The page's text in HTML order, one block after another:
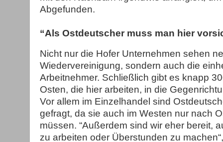
Abgefunden.
“Als Ostdeutscher muss man hier
Nicht nur die Hofer Unternehmen sehen
Wiedervereinigung, sondern auch die
Arbeitnehmer. Schließlich gibt es knapp
Osten, die hier arbeiten, in die
Vor allem im Einzelhandel sind
gefragt, da sie auch im Westen nur nach
müssen. “Außerdem sind wir eher bereit,
zu arbeiten oder Überstunden zu